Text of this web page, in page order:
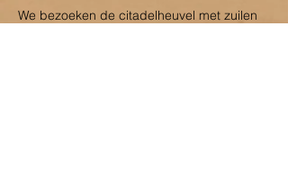
We bezoeken de citadelheuvel met zuilen